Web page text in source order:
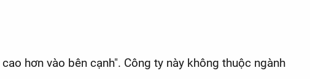
hơn vào bên cạnh". Công ty này không thuộc ngành